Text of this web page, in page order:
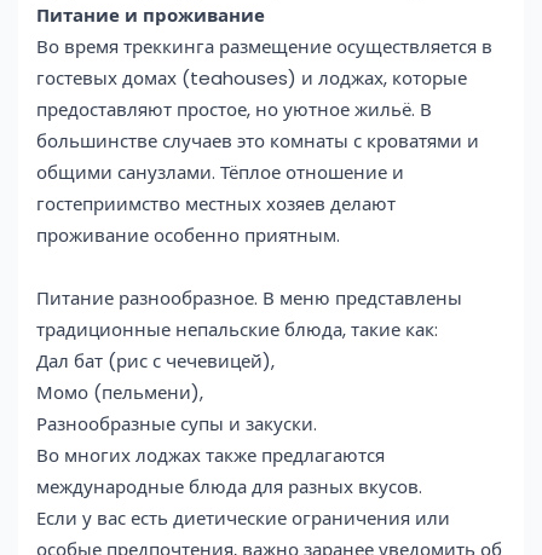
Питание и проживание
Во время треккинга размещение осуществляется в
гостевых домах (teahouses) и лоджах, которые
предоставляют простое, но уютное жильё. В
большинстве случаев это комнаты с кроватями и
общими санузлами. Тёплое отношение и
гостеприимство местных хозяев делают
проживание особенно приятным.
Питание разнообразное. В меню представлены
традиционные непальские блюда, такие как:
Дал бат (рис с чечевицей),
Момо (пельмени),
Разнообразные супы и закуски.
Во многих лоджах также предлагаются
международные блюда для разных вкусов.
Если у вас есть диетические ограничения или
особые предпочтения, важно заранее уведомить об